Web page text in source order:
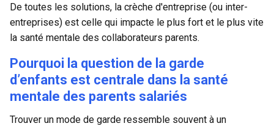
De toutes les solutions, la crèche d'entreprise (ou inter-
entreprises) est celle qui impacte le plus fort et le plus vite
la santé mentale des collaborateurs parents.
Pourquoi la question de la garde
d’enfants est centrale dans la santé
mentale des parents salariés
Trouver un mode de garde ressemble souvent à un